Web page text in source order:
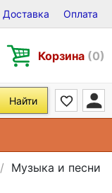
CD и DVD
Доставка Оплата
Корзина (0)
Найти
Музыка и песни